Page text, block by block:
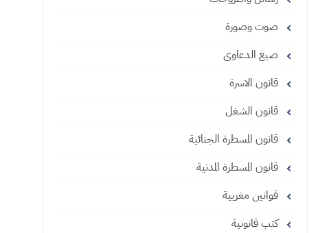
صوت وصورة
صيغ الدعاوى
قانون الاسرة
قانون الشغل
قانون المسطرة الجنائية
قانون المسطرة المدنية
قوانين مغربية
كتب قانونية